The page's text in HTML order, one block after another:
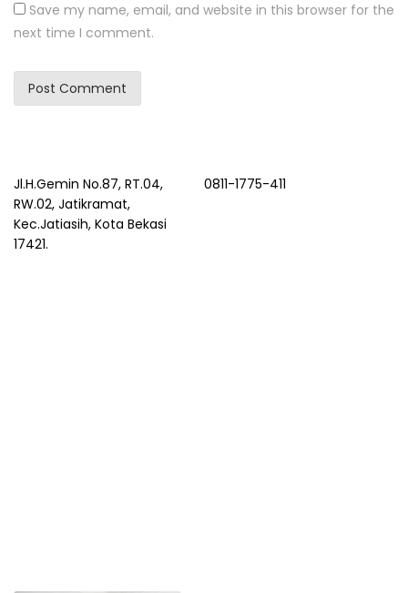
Save my name, email, and website in this browser for the
next time I comment.
Jl.H.Gemin No.87, RT.04,
RW.02, Jatikramat,
Kec.Jatiasih, Kota Bekasi
17421.
0811-1775-411